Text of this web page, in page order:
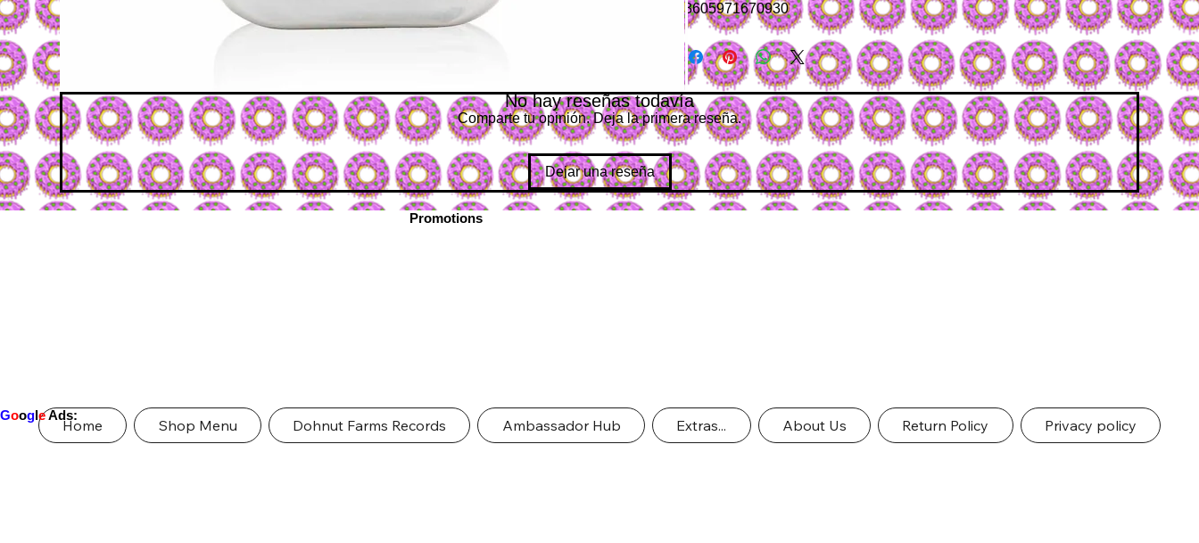
3605971670930
No hay reseñas todavía
Comparte tu opinión. Deja la primera reseña.
Dejar una reseña
Promotions
Home Shop Menu Dohnut Farms Records Ambassador Hub Extras... About Us Return Policy Privacy policy
GoogleAds: